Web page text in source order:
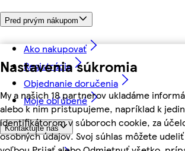
Nastavenia súkromia
My a našich 18 partnerov ukladáme
alebo k nim pristupujeme, napríklad k
identifikátorom v súboroch cookie, za
osobných údajov. Svoj súhlas môžete
Pred prvým nákupom
Ako nakupovať
Registrácia
Objednanie doručenia
Moje obľúbené
Kontaktujte nás